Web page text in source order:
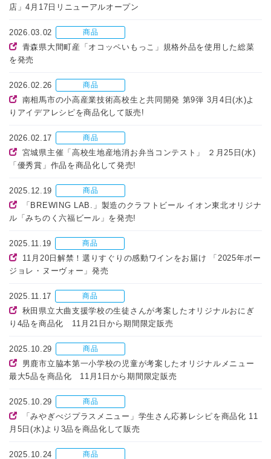
店」4月17日リニューアルオープン
2026.03.02 商品
青森県大間町産「オコッペいもっこ」規格外品を使用した総菜
を発売
2026.02.26 商品
南相馬市の小高産業技術高校生と共同開発 第9弾 3月4日(水)よ
りアイデアレシピを商品化して販売!
2026.02.17 商品
宮城県主催「高校生地産地消お弁当コンテスト」 ２月25日(水)
「優秀賞」作品を商品化して発売!
2025.12.19 商品
「BREWING LAB.」製造のクラフトビール イオン東北オリジナ
ル「みちのく六福ビール」を発売!
2025.11.19 商品
11月20日解禁！選りすぐりの感動ワインをお届け 「2025年ボー
ジョレ・ヌーヴォー」発売
2025.11.17 商品
秋田県立大曲支援学校の生徒さんが考案したオリジナルおにぎ
り4品を商品化 11月21日から期間限定販売
2025.10.29 商品
男鹿市立脇本第一小学校の児童が考案したオリジナルメニュー
最大5品を商品化 11月1日から期間限定販売
2025.10.29 商品
「みやぎべジプラスメニュー」学生さん応募レシピを商品化 11
月5日(水)より3品を商品化して販売
2025.10.24 商品